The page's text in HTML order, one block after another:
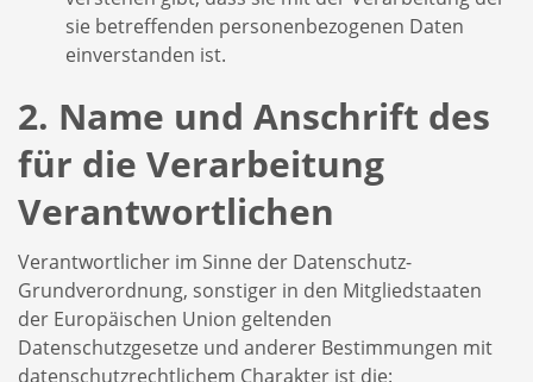
sie betreffenden personenbezogenen Daten
einverstanden ist.
2. Name und Anschrift des
für die Verarbeitung
Verantwortlichen
Verantwortlicher im Sinne der Datenschutz-
Grundverordnung, sonstiger in den Mitgliedstaaten
der Europäischen Union geltenden
Datenschutzgesetze und anderer Bestimmungen mit
datenschutzrechtlichem Charakter ist die: